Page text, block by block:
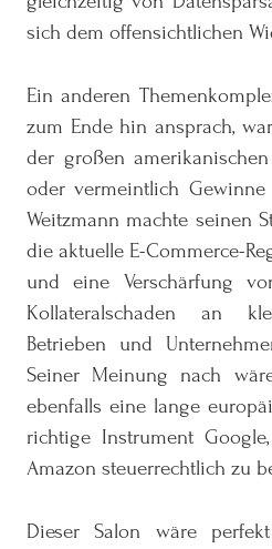
sich dem offensichtlichen
Ein anderen
zum Ende hin ansprach,
der großen
oder vermeintlich Gewinne
Weitzmann machte seinen
die aktuelle E-Commerce-
und eine Verschärfung
Kollateralschaden an
Betrieben und
Seiner Meinung nach
ebenfalls eine lange
richtige Instrument
Amazon steuerrechtlich zu
Dieser Salon wäre